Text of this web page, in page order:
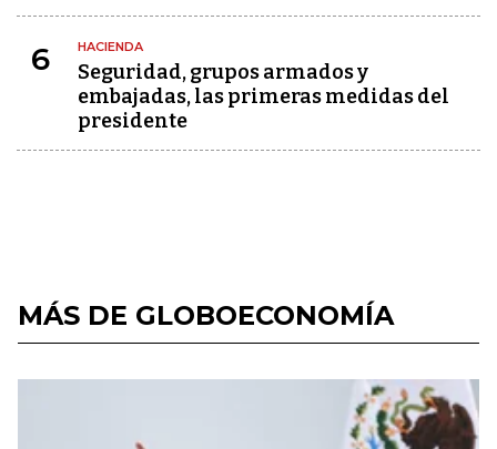
6 HACIENDA
Seguridad, grupos armados y
embajadas, las primeras medidas del
presidente
MÁS DE GLOBOECONOMÍA